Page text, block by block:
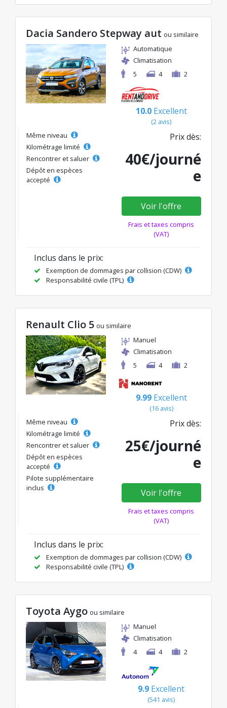
Dacia Sandero Stepway aut ou similaire
Automatique
Climatisation
5
4 2
10.0 Excellent
(2 avis)
Même niveau
Kilométrage limité
Rencontrer et saluer
Dépôt en espèces
accepté
Prix dès:
40€/journé
e
Voir l'offre
Frais et taxes compris
(VAT)
Inclus dans le prix:
Exemption de dommages par collision (CDW)
Responsabilité civile (TPL)
Renault Clio 5 ou similaire
Manuel
Climatisation
5
4 2
9.99 Excellent
(16 avis)
Même niveau
Kilométrage limité
Rencontrer et saluer
Dépôt en espèces
accepté
Pilote supplémentaire
inclus
Prix dès:
25€/journé
e
Voir l'offre
Frais et taxes compris
(VAT)
Inclus dans le prix:
Exemption de dommages par collision (CDW)
Responsabilité civile (TPL)
Toyota Aygo ou similaire
Manuel
Climatisation
4
4 2
9.9 Excellent
(541 avis)